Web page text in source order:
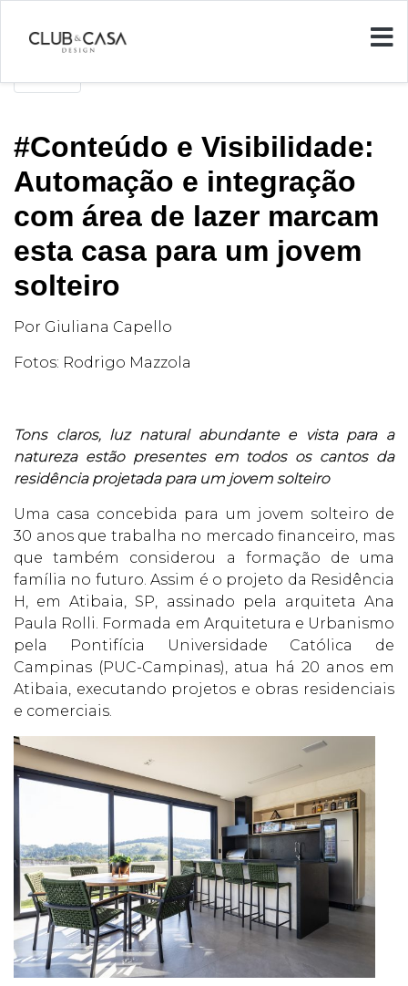
#Conteúdo e Visibilidade:
Automação e integração
com área de lazer marcam
esta casa para um jovem
solteiro
Por Giuliana Capello
Fotos: Rodrigo Mazzola
Tons claros, luz natural abundante e vista para a
natureza estão presentes em todos os cantos da
residência projetada para um jovem solteiro
Uma casa concebida para um jovem solteiro de
30 anos que trabalha no mercado financeiro, mas
que também considerou a formação de uma
família no futuro. Assim é o projeto da Residência
H, em Atibaia, SP, assinado pela arquiteta Ana
Paula Rolli. Formada em Arquitetura e Urbanismo
pela Pontifícia Universidade Católica de
Campinas (PUC-Campinas), atua há 20 anos em
Atibaia, executando projetos e obras residenciais
e comerciais.